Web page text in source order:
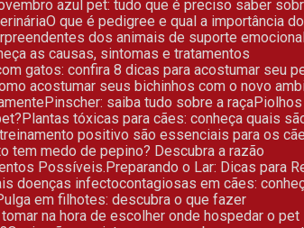
azul pet: tudo que é preciso saber
O que é pedigree e qual a importância
dos animais de suporte
as causas, sintomas e tratamentos
gatos: confira 8 dicas para acostumar seu
acostumar seus bichinhos com o novo
Pinscher: saiba tudo sobre a raça
Plantas tóxicas para cães: conheça quais
treinamento positivo são essenciais para os
tem medo de pepino? Descubra a razão
Possíveis.
Preparando o Lar: Dicas para
doenças infectocontagiosas em cães:
Pulga em filhotes: descubra o que fazer
tomar na hora de escolher onde hospedar o pet